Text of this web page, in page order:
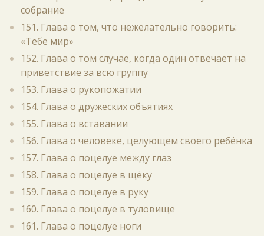
собрание
151. Глава о том, что нежелательно говорить:
«Тебе мир»
152. Глава о том случае, когда один отвечает на
приветствие за всю группу
153. Глава о рукопожатии
154. Глава о дружеских объятиях
155. Глава о вставании
156. Глава о человеке, целующем своего ребёнка
157. Глава о поцелуе между глаз
158. Глава о поцелуе в щёку
159. Глава о поцелуе в руку
160. Глава о поцелуе в туловище
161. Глава о поцелуе ноги